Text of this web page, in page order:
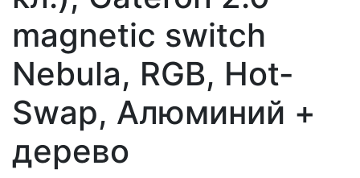
magnetic switch
Nebula, RGB, Hot-
Swap, Алюминий +
дерево